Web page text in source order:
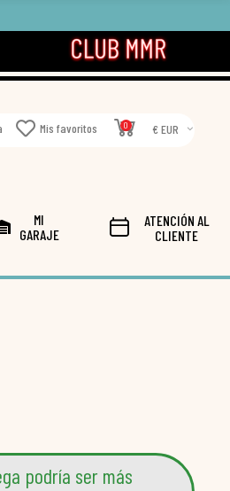
Mis favoritos 0 € EUR
MI
GARAJE
ATENCIÓN AL
CLIENTE
podría ser más